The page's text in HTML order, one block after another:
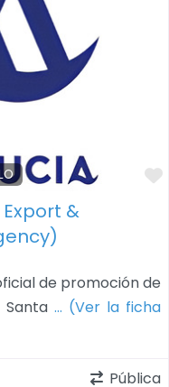
&
de promoción de
Santa … (Ver la ficha
Pública